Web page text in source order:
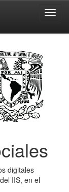
digitales
IIS, en el